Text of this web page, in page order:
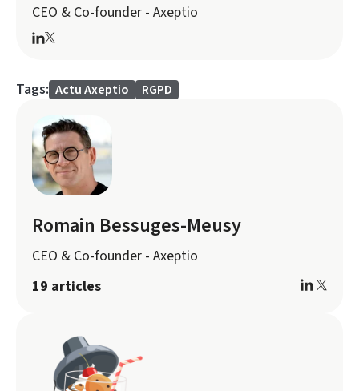
CEO & Co-founder - Axeptio
Tags: Actu Axeptio RGPD
Romain Bessuges-Meusy
CEO & Co-founder - Axeptio
19 articles